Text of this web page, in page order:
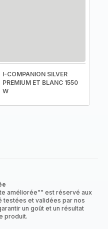
I-COMPANION SILVER
PREMIUM ET BLANC 1550
W
améliorée"" est réservé aux
testées et validées par nos
un goût et un résultat
produit.